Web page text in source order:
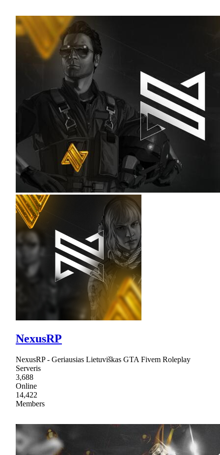
NexusRP
NexusRP - Geriausias Lietuviškas GTA Fivem Roleplay
Serveris
3,688
Online
14,422
Members